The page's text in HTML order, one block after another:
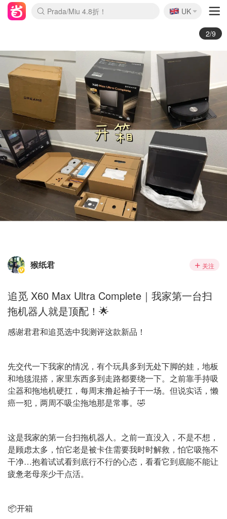
Prada/Miu 4.8折！
🇬🇧
UK
3/9
猴纸君 关注
追觅 X60 Max Ultra Complete｜我家第一台扫
拖机器人就是顶配！🌟
感谢君君和追觅选中我测评这款新品！
先交代一下我家的情况，有个玩具多到无处下脚的娃，地板
和地毯混搭，家里东西多到走路都要绕一下。之前靠手持吸
尘器和拖地机硬扛，每周末撸起袖子干一场。但说实话，懒
癌一犯，两周不吸尘拖地那是常事。🤣
这是我家的第一台扫拖机器人。之前一直没入，不是不想，
是顾虑太多，怕它老是被卡住需要我时时解救，怕它吸拖不
干净…抱着试试看到底行不行的心态，看看它到底能不能让
疲惫老母亲少干点活。
📦开箱